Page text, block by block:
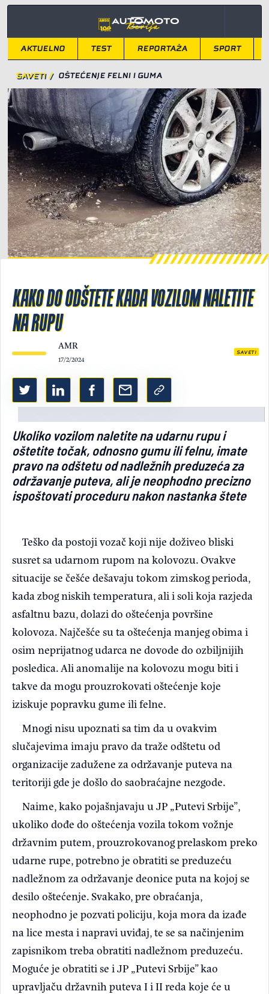
AKTUELNO TEST REPORTAŽA SPORT
SAVETI / OŠTEĆENJE FELNI I GUMA
KAKO DO ODŠTETE KADA VOZILOM NALETITE
NA RUPU
AMR
17/2/2024
SAVETI
Ukoliko vozilom naletite na udarnu rupu i
oštetite točak, odnosno gumu ili felnu, imate
pravo na odštetu od nadležnih preduzeća za
održavanje puteva, ali je neophodno precizno
ispoštovati proceduru nakon nastanka štete
Teško da postoji vozač koji nije doživeo bliski
susret sa udarnom rupom na kolovozu. Ovakve
situacije se češće dešavaju tokom zimskog perioda,
kada zbog niskih temperatura, ali i soli koja razjeda
asfaltnu bazu, dolazi do oštećenja površine
kolovoza. Najčešće su ta oštećenja manjeg obima i
osim neprijatnog udarca ne dovode do ozbiljnijih
posledica. Ali anomalije na kolovozu mogu biti i
takve da mogu prouzrokovati oštećenje koje
iziskuje popravku gume ili felne.
Mnogi nisu upoznati sa tim da u ovakvim
slučajevima imaju pravo da traže odštetu od
organizacije zadužene za održavanje puteva na
teritoriji gde je došlo do saobraćajne nezgode.
Naime, kako pojašnjavaju u JP „Putevi Srbije”,
ukoliko dođe do oštećenja vozila tokom vožnje
državnim putem, prouzrokovanog prelaskom preko
udarne rupe, potrebno je obratiti se preduzeću
nadležnom za održavanje deonice puta na kojoj se
desilo oštećenje. Svakako, pre obraćanja,
neophodno je pozvati policiju, koja mora da izađe
na lice mesta i napravi uviđaj, te se sa načinjenim
zapisnikom treba obratiti nadležnom preduzeću.
Moguće je obratiti se i JP „Putevi Srbije” kao
upravljaču državnih puteva I i II reda koje će u